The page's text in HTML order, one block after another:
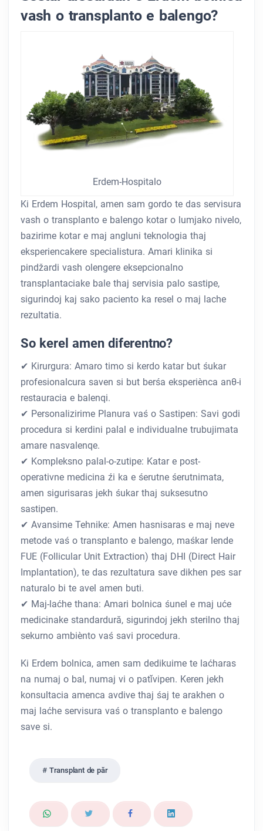
vash o transplanto e balengo?
Erdem-Hospitalo
Ki Erdem Hospital, amen sam gordo te das servisura
vash o transplanto e balengo kotar o lumjako nivelo,
bazirime kotar e maj angluni teknologia thaj
eksperiencakere specialistura. Amari klinika si
pindžardi vash olengere eksepcionalno
transplantaciake bale thaj servisia palo sastipe,
sigurindoj kaj sako paciento ka resel o maj lache
rezultatia.
So kerel amen diferentno?
✔ Kirurgura: Amaro timo si kerdo katar but śukar
profesionalcura saven si but berśa eksperiènca anθ-i
restauracia e balenqi.
✔ Personalizirime Planura vaś o Sastipen: Savi godi
procedura si kerdini palal e individualne trubujimata
amare nasvalenqe.
✔ Kompleksno palal-o-zutipe: Katar e post-
operativne medicina źi ka e śerutne śerutnimata,
amen sigurisaras jekh śukar thaj suksesutno
sastipen.
✔ Avansime Tehnike: Amen hasnisaras e maj neve
metode vaś o transplanto e balengo, maśkar lende
FUE (Follicular Unit Extraction) thaj DHI (Direct Hair
Implantation), te das rezultatura save dikhen pes sar
naturalo bi te avel amen buti.
✔ Maj-laćhe thana: Amari bolnica śunel e maj uće
medicinake standardură, sigurindoj jekh sterilno thaj
sekurno ambiènto vaś savi procedura.
Ki Erdem bolnica, amen sam dedikuime te laćharas
na numaj o bal, numaj vi o patǐvipen. Keren jekh
konsultacia amenca avdive thaj śaj te arakhen o
maj laćhe servisura vaś o transplanto e balengo
save si.
Transplant de păr